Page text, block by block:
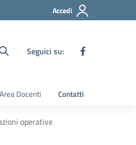
Accedi
Seguici su:
Area Docenti Contatti
operative